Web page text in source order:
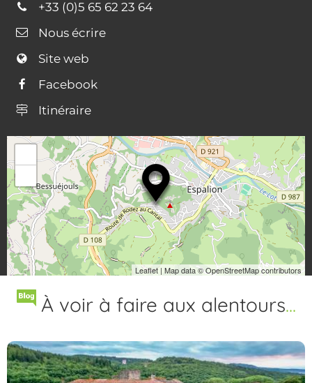
+33 (0)5 65 62 23 64
Nous écrire
Site web
Facebook
Itinéraire
44.5178262, 2.7495026
Leaflet| Map data ©OpenStreetMap contributors
À voir à faire aux alentours...